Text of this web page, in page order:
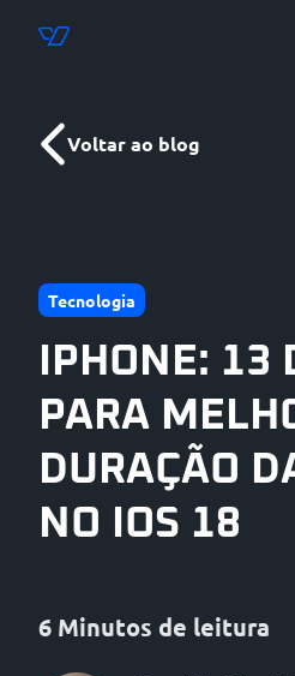
Voltar ao blog
Tecnologia
IPHONE: 13
PARA
DURAÇÃO
NO IOS 18
6 Minutos de leitura